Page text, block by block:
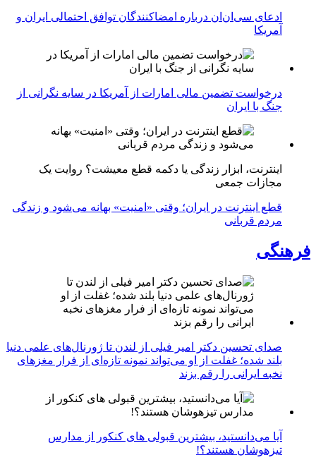
ادعای سی‌ان‌ان درباره امضاکنندگان توافق احتمالی ایران و
آمریکا
درخواست تضمین مالی امارات از آمریکا در سایه نگرانی از
جنگ با ایران
اینترنت، ابزار زندگی یا دکمه قطع معیشت؟ روایت یک
مجازات جمعی
قطع اینترنت در ایران؛ وقتی «امنیت» بهانه می‌شود و زندگی
مردم قربانی
فرهنگی
صدای تحسین دکتر امیر فیلی از لندن تا ژورنال‌های علمی دنیا
بلند شده؛ غفلت از او می‌تواند نمونه تازه‌ای از فرار مغزهای
نخبه ایرانی را رقم بزند
آیا می‌دانستید، بیشترین قبولی های کنکور از مدارس
تیزهوشان هستند؟!